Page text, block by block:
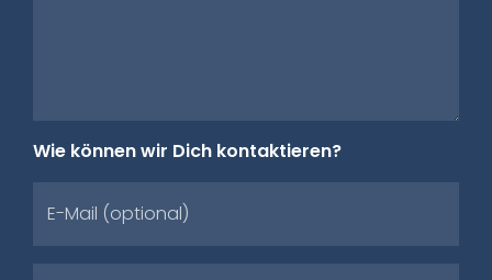
Wie können wir Dich kontaktieren?
E-Mail (optional)